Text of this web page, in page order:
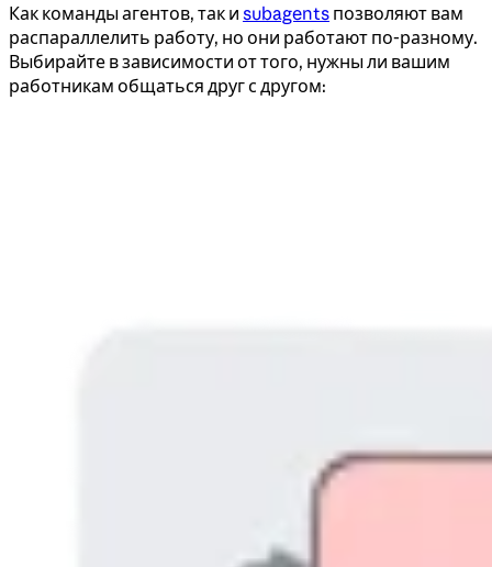
Как команды агентов, так и subagents позволяют вам
распараллелить работу, но они работают по-разному.
Выбирайте в зависимости от того, нужны ли вашим
работникам общаться друг с другом: